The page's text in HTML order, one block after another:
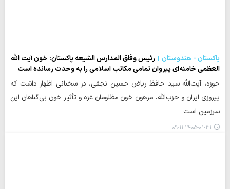
پاکستان - هندوستان
رئیس وفاق المدارس الشیعه پاکستان: خون آیت الله
العظمی خامنه‌ای پیروان تمامی مکاتب اسلامی را به وحدت رسانده است
حوزه، آیت‌الله سید حافظ ریاض حسین نجفی، در سخنانی اظهار داشت که
پیروزی ایران و حزب‌الله، مرهون خون مظلومان غزه و تأثیر خون بی‌گناهان این
سرزمین است.
۱۴۰۵-۰۱-۳۱ ۰۹:۱۱